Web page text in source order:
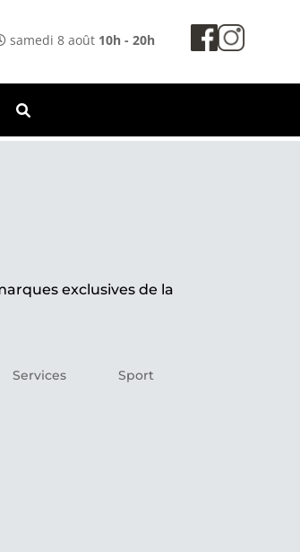
samedi 8 août 10h - 20h
exclusives de la
Services Sport